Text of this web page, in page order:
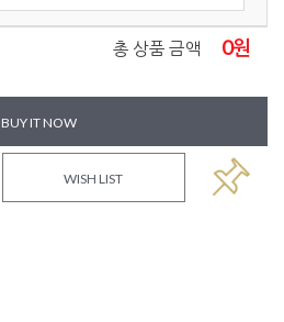
총 상품 금액 0원
BUY IT NOW
WISH LIST